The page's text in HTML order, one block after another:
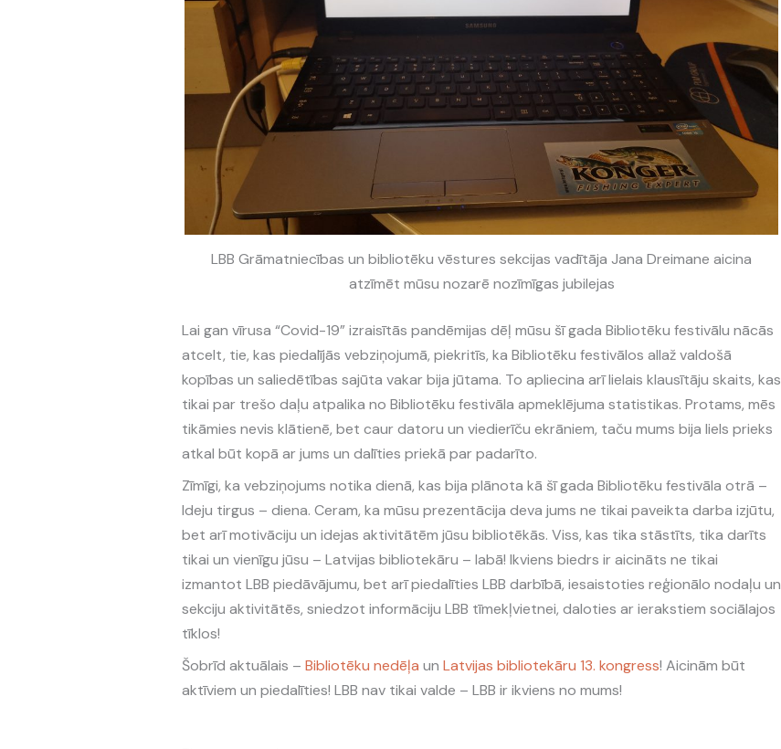
LBB Grāmatniecības un bibliotēku vēstures sekcijas vadītāja Jana Dreimane aicina
atzīmēt mūsu nozarē nozīmīgas jubilejas
Lai gan vīrusa “Covid-19” izraisītās pandēmijas dēļ mūsu šī gada Bibliotēku festivālu nācās
atcelt, tie, kas piedalījās vebziņojumā, piekritīs, ka Bibliotēku festivālos allaž valdošā
kopības un saliedētības sajūta vakar bija jūtama. To apliecina arī lielais klausītāju skaits, kas
tikai par trešo daļu atpalika no Bibliotēku festivāla apmeklējuma statistikas. Protams, mēs
tikāmies nevis klātienē, bet caur datoru un viedierīču ekrāniem, taču mums bija liels prieks
atkal būt kopā ar jums un dalīties priekā par padarīto.
Zīmīgi, ka vebziņojums notika dienā, kas bija plānota kā šī gada Bibliotēku festivāla otrā –
Ideju tirgus – diena. Ceram, ka mūsu prezentācija deva jums ne tikai paveikta darba izjūtu,
bet arī motivāciju un idejas aktivitātēm jūsu bibliotēkās. Viss, kas tika stāstīts, tika darīts
tikai un vienīgu jūsu – Latvijas bibliotekāru – labā! Ikviens biedrs ir aicināts ne tikai
izmantot LBB piedāvājumu, bet arī piedalīties LBB darbībā, iesaistoties reģionālo nodaļu un
sekciju aktivitātēs, sniedzot informāciju LBB tīmekļvietnei, daloties ar ierakstiem sociālajos
tīklos!
Šobrīd aktuālais – Bibliotēku nedēļa un Latvijas bibliotekāru 13. kongress! Aicinām būt
aktīviem un piedalīties! LBB nav tikai valde – LBB ir ikviens no mums!